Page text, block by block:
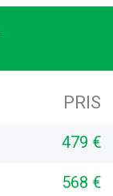
PRIS
479 €
568 €